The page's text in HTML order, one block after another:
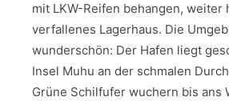
mit LKW-Reifen behangen, weiter
verfallenes Lagerhaus. Die
wunderschön: Der Hafen liegt
Insel Muhu an der schmalen
Grüne Schilfufer wuchern bis ans